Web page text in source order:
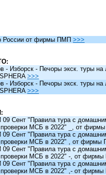
от фирмы ПМП >>>
Изборск - Печоры экск. туры на
>>>
Изборск - Печоры экск. туры
>>>
Сент "Правила тура с
проверки МСБ в 2022" _, от
Сент "Правила тура с
проверки МСБ в 2022" , от
Сент "Правила тура с
проверки МСБ в 2022" -, от
Сент "Правила тура с
проверки МСБ в 2022" ,- от